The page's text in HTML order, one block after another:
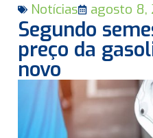
Notícias agosto 8,
Segundo
preço da
novo